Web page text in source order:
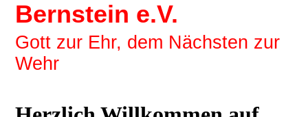
Bernstein e.V.
Gott zur Ehr, dem Nächsten zur
Wehr